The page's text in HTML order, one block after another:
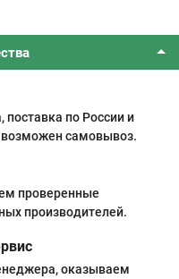
поставка по России и
самовывоз.
проверенные
производителей.
оказываем